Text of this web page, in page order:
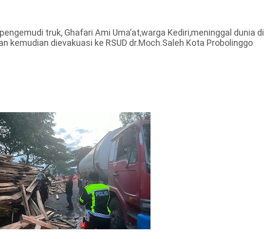
truk, Ghafari Ami Uma’at,warga Kediri,meninggal dunia di
kemudian dievakuasi ke RSUD dr.Moch.Saleh Kota Probolinggo